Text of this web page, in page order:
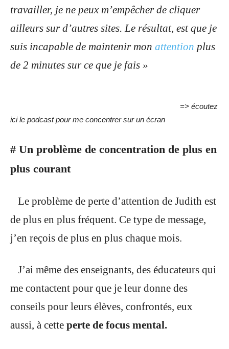
travailler, je ne peux m’empêcher de cliquer
ailleurs sur d’autres sites. Le résultat, est que je
suis incapable de maintenir mon attention plus
de 2 minutes sur ce que je fais »
=> écoutez
ici le podcast pour me concentrer sur un écran
# Un problème de concentration de plus en
plus courant
Le problème de perte d’attention de Judith est
de plus en plus fréquent. Ce type de message,
j’en reçois de plus en plus chaque mois.
J’ai même des enseignants, des éducateurs qui
me contactent pour que je leur donne des
conseils pour leurs élèves, confrontés, eux
aussi, à cette perte de focus mental.